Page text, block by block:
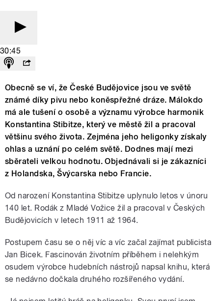
30:45
Obecně se ví, že České Budějovice jsou ve světě
známé díky pivu nebo koněspřežné dráze. Málokdo
má ale tušení o osobě a významu výrobce harmonik
Konstantina Stibitze, který ve městě žil a pracoval
většinu svého života. Zejména jeho heligonky získaly
ohlas a uznání po celém světě. Dodnes mají mezi
sběrateli velkou hodnotu. Objednávali si je zákazníci
z Holandska, Švýcarska nebo Francie.
Od narození Konstantina Stibitze uplynulo letos v únoru
140 let. Rodák z Mladé Vožice žil a pracoval v Českých
Budějovicích v letech 1911 až 1964.
Postupem času se o něj víc a víc začal zajímat publicista
Jan Bicek. Fascinován životním příběhem i nelehkým
osudem výrobce hudebních nástrojů napsal knihu, která
se nedávno dočkala druhého rozšířeného vydání.